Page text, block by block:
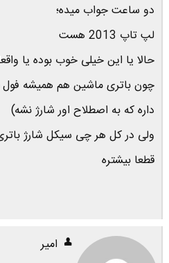
دو ساعت جواب میده؛
لپ تاپ 2013 هست
حالا یا این خیلی خوب بوده یا
چون باتری ماشین هم همیشه فول
داره که به اصطلاح اور شارژ نشه)
ولی در کل هر چی سیکل شارژ
قطعا بیشتره
امیر